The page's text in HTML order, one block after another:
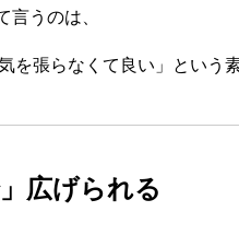
うのは、
を張らなくて良い」という
広げられる